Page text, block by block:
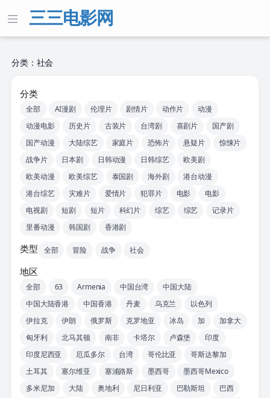
三三电影网
分类：社会
分类
全部 AI漫剧 伦理片 剧情片 动作片
动漫
动漫电影
历史片 古装片 台湾剧 喜剧片
国产剧
国产动漫
大陆综艺 家庭片 恐怖片 悬疑片
惊悚片
战争片
日本剧 日韩动漫 日韩综艺
欧美剧
欧美动漫
欧美综艺 泰国剧 海外剧
港台动漫
港台综艺
灾难片 爱情片 犯罪片 电影
电影
电视剧
短剧 短片 科幻片 综艺 综艺
记录片
里番动漫
韩国剧 香港剧
类型 全部 冒险 战争 社会
地区
全部 63 Armenia 中国台湾
中国大陆
中国大陆香港
中国香港 丹麦 乌克兰
以色列
伊拉克
伊朗 俄罗斯 克罗地亚 冰岛 加
加拿大
匈牙利
北马其顿 南非 卡塔尔 卢森堡
印度
印度尼西亚
厄瓜多尔 台湾 哥伦比亚
哥斯达黎加
土耳其
塞尔维亚 塞浦路斯 墨西哥
墨西哥Mexico
多米尼加
大陆 奥地利 尼日利亚 巴勒斯坦
巴西